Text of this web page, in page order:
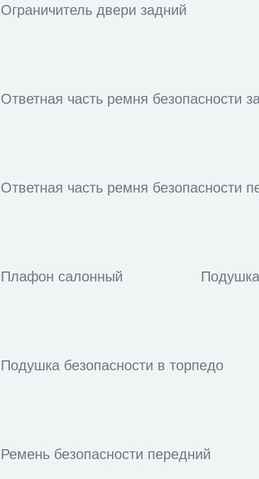
Ограничитель двери задний
Ответная часть ремня безопасности
Ответная часть ремня безопасности
Плафон салонный
Подушка безопасности в торпедо
Ремень безопасности передний